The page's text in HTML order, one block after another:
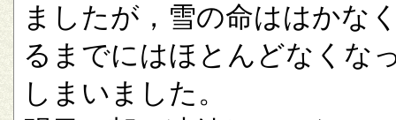
ましたが，雪の命ははかな
るまでにはほとんどなくな
しまいました。